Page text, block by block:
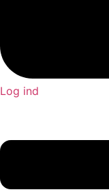
Log ind